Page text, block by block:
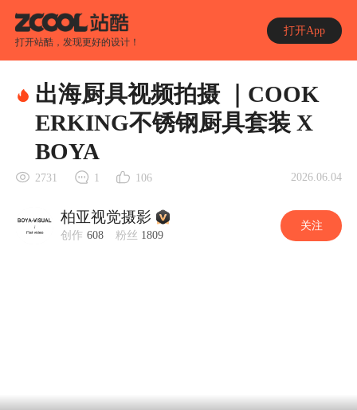
打开站酷，发现更好的设计！
打开App
出海厨具视频拍摄 ｜COOK
ERKING不锈钢厨具套装 X
BOYA
2731 1 106 2026.06.04
柏亚视觉摄影
创作 608 粉丝 1809
关注